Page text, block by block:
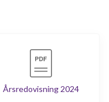
Årsredovisning 2024